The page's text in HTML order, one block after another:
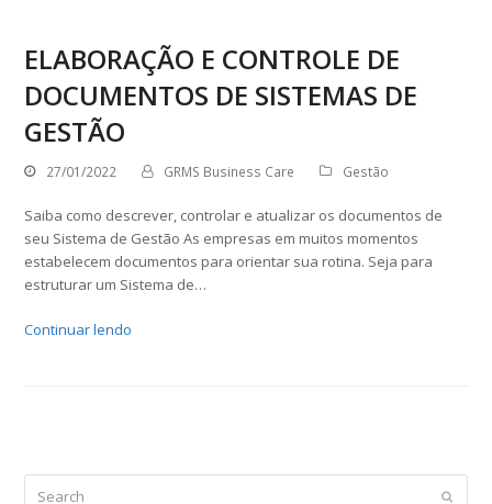
ELABORAÇÃO E CONTROLE DE
DOCUMENTOS DE SISTEMAS DE
GESTÃO
27/01/2022 GRMS Business Care Gestão
Saiba como descrever, controlar e atualizar os documentos de
seu Sistema de Gestão As empresas em muitos momentos
estabelecem documentos para orientar sua rotina. Seja para
estruturar um Sistema de…
Continuar lendo
Submit